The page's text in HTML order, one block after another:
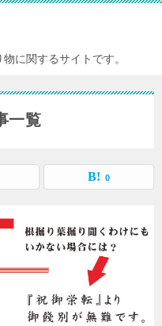
に関するサイトです。
一覧
0